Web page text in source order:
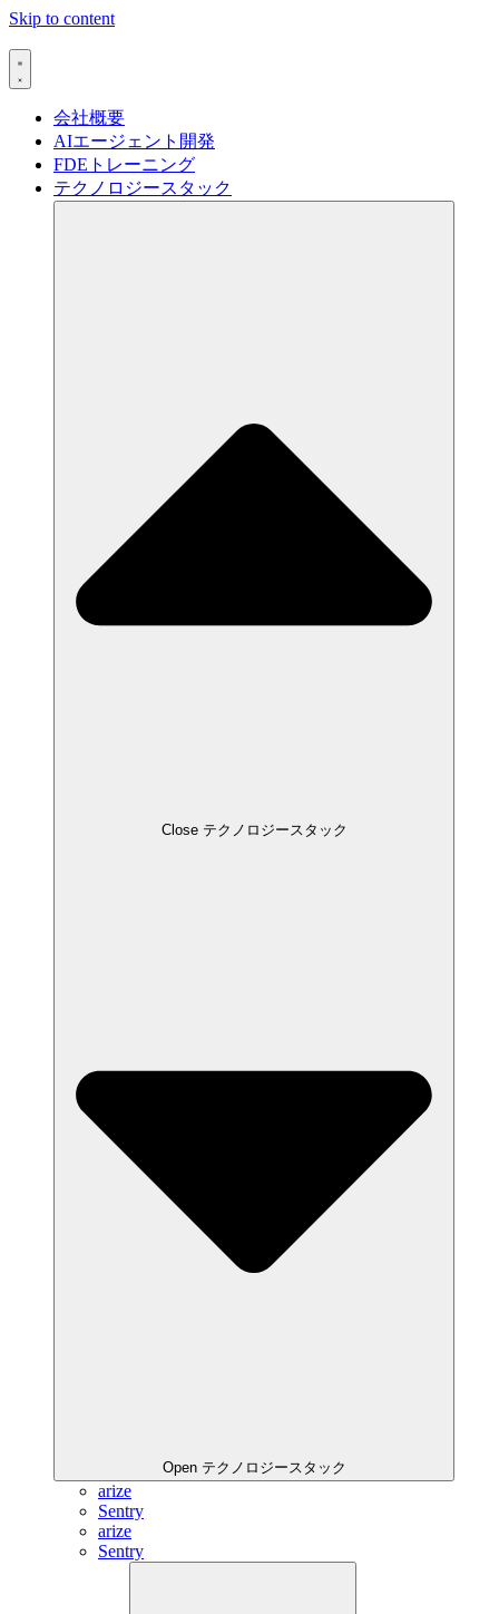
Skip to content
会社概要
AIエージェント開発
FDEトレーニング
テクノロジースタック
Close テクノロジースタック
Open テクノロジースタック
arize
Sentry
arize
Sentry